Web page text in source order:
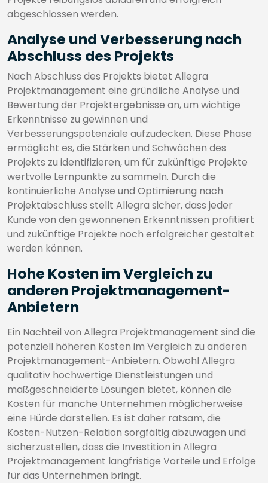
abgeschlossen werden.
Analyse und Verbesserung nach
Abschluss des Projekts
Nach Abschluss des Projekts bietet Allegra
Projektmanagement eine gründliche Analyse und
Bewertung der Projektergebnisse an, um wichtige
Erkenntnisse zu gewinnen und
Verbesserungspotenziale aufzudecken. Diese Phase
ermöglicht es, die Stärken und Schwächen des
Projekts zu identifizieren, um für zukünftige Projekte
wertvolle Lernpunkte zu sammeln. Durch die
kontinuierliche Analyse und Optimierung nach
Projektabschluss stellt Allegra sicher, dass jeder
Kunde von den gewonnenen Erkenntnissen profitiert
und zukünftige Projekte noch erfolgreicher gestaltet
werden können.
Hohe Kosten im Vergleich zu
anderen Projektmanagement-
Anbietern
Ein Nachteil von Allegra Projektmanagement sind die
potenziell höheren Kosten im Vergleich zu anderen
Projektmanagement-Anbietern. Obwohl Allegra
qualitativ hochwertige Dienstleistungen und
maßgeschneiderte Lösungen bietet, können die
Kosten für manche Unternehmen möglicherweise
eine Hürde darstellen. Es ist daher ratsam, die
Kosten-Nutzen-Relation sorgfältig abzuwägen und
sicherzustellen, dass die Investition in Allegra
Projektmanagement langfristige Vorteile und Erfolge
für das Unternehmen bringt.